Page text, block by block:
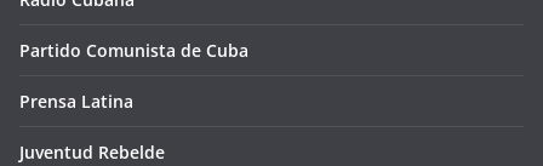
Partido Comunista de Cuba
Prensa Latina
Juventud Rebelde